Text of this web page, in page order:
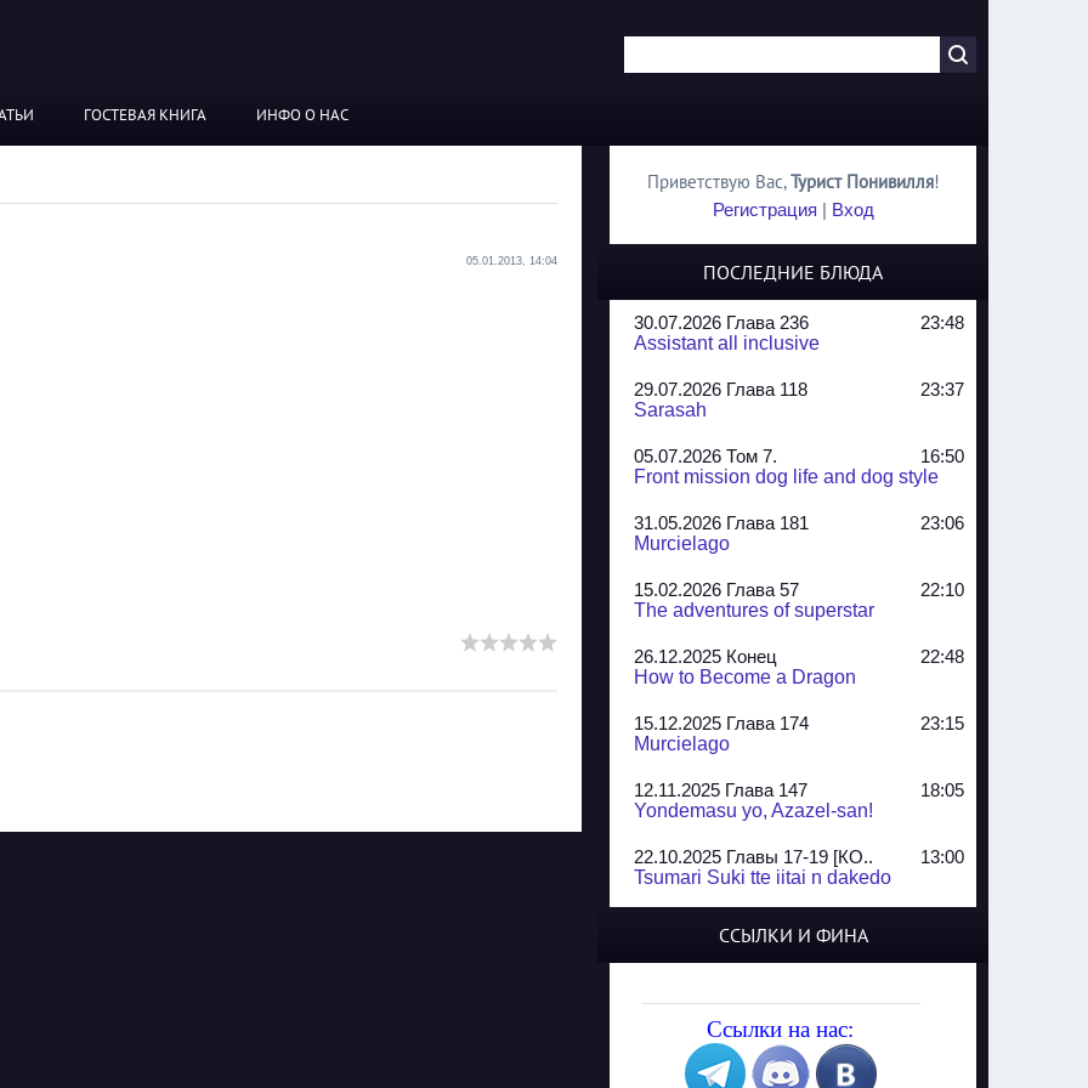
ГОСТЕВАЯ КНИГА ИНФО О НАС
05.01.2013, 14:04
Приветствую Вас,Турист Понивилля!
Регистрация | Вход
ПОСЛЕДНИЕ БЛЮДА
30.07.2026 Глава 236
23:48
Assistant all inclusive
29.07.2026 Глава 118
23:37
Sarasah
05.07.2026 Том 7.
16:50
Front mission dog life and dog style
31.05.2026 Глава 181
23:06
Murcielago
15.02.2026 Глава 57
22:10
The adventures of superstar
26.12.2025 Конец
22:48
How to Become a Dragon
15.12.2025 Глава 174
23:15
Murcielago
12.11.2025 Глава 147
18:05
Yondemasu yo, Azazel-san!
22.10.2025 Главы 17-19 [КО..
13:00
Tsumari Suki tte iitai n dakedo
Jungle Juice
Yozakura Shijuusou
08.08.2025 Глава 50
A Compendium of Ghosts
ССЫЛКИ И ФИНА
Ссылки на нас: